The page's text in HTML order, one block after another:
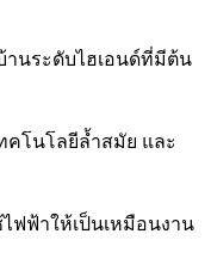
านระดับไฮเอนด์ที่มีต้น
คโนโลยีล้ำสมัย และ
ฟฟ้าให้เป็นเหมือนงาน